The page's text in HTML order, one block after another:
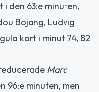
i den 63:e minuten,
Bojang, Ludvig
kort i minut 74, 82
Marc
96:e minuten, men